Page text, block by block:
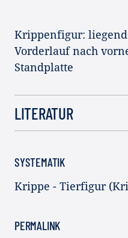
Krippenfigur:
Vorderlauf nach
Standplatte
LITERATUR
SYSTEMATIK
Krippe - Tierfigur
PERMALINK